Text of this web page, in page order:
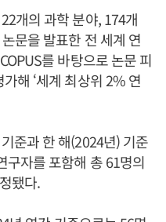
개의 과학 분야, 174개
문을 발표한 전 세계 연
를 바탕으로 논문 피
해 ‘세계 최상위 2% 연
준과 한 해(2024년) 기준
구자를 포함해 총 61명의
됐다.